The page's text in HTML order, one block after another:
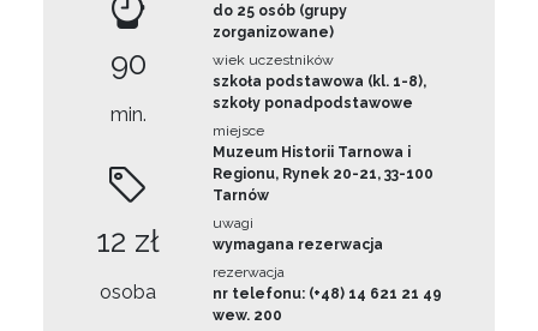
90
min.
12 zł
osoba
do 25 osób (grupy
zorganizowane)
wiek uczestników
szkoła podstawowa (kl. 1-8),
szkoły ponadpodstawowe
miejsce
Muzeum Historii Tarnowa i
Regionu, Rynek 20-21, 33-100
Tarnów
uwagi
wymagana rezerwacja
rezerwacja
nr telefonu: (+48) 14 621 21 49
wew. 200